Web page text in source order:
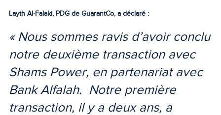
Layth Al-Falaki, PDG de GuarantCo, a déclaré :
« Nous sommes ravis d’avoir conclu
notre deuxième transaction avec
Shams Power, en partenariat avec
Bank Alfalah. Notre première
transaction, il y a deux ans, a